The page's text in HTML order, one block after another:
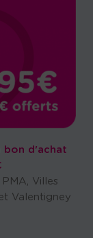
bon d'achat
Villes
Valentigney